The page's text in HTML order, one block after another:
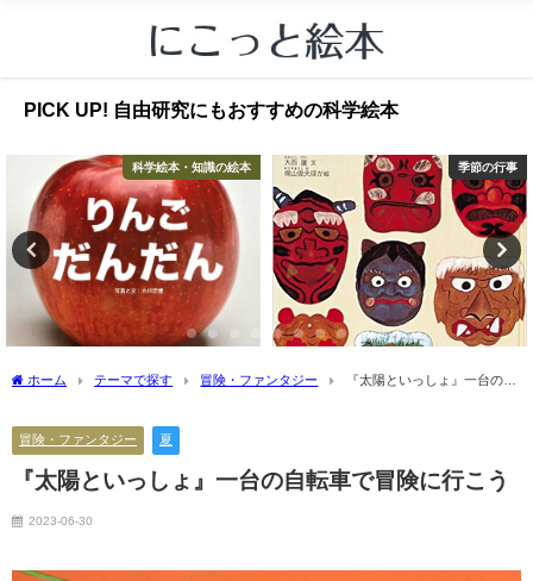
PICK UP! 自由研究にもおすすめの科学絵本
科学絵本・知識の絵本 季節の行事
ホーム テーマで探す 冒険・ファンタジー
『太陽といっしょ』一台の自
冒険・ファンタジー 夏
『太陽といっしょ』一台の自転車で冒険に行こう
2023-06-30